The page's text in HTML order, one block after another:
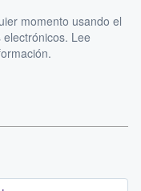
momento usando el
Lee